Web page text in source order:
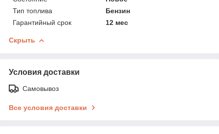
Тип топлива
Бензин
Гарантийный срок
12 мес
Скрыть
Условия доставки
Самовывоз
Все условия доставки